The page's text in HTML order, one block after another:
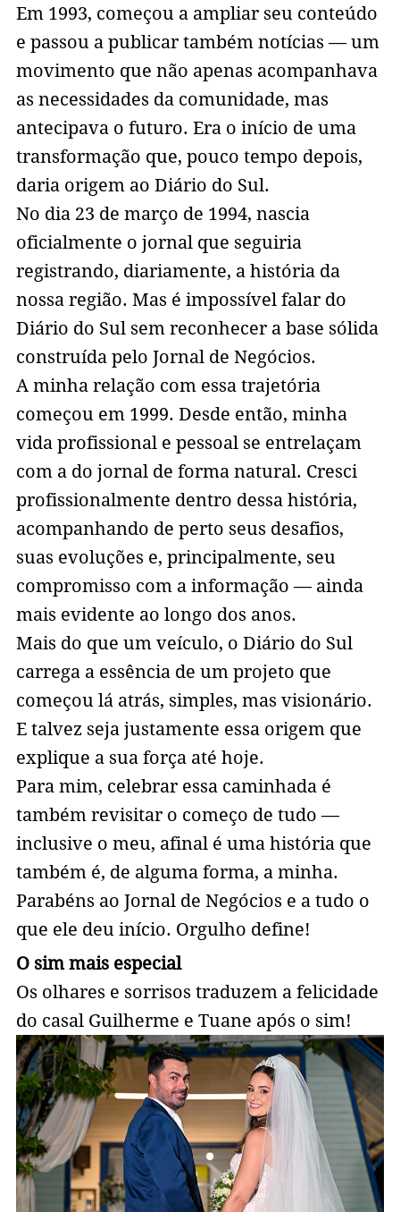
Em 1993, começou a ampliar seu conteúdo
e passou a publicar também notícias — um
movimento que não apenas acompanhava
as necessidades da comunidade, mas
antecipava o futuro. Era o início de uma
transformação que, pouco tempo depois,
daria origem ao Diário do Sul.
No dia 23 de março de 1994, nascia
oficialmente o jornal que seguiria
registrando, diariamente, a história da
nossa região. Mas é impossível falar do
Diário do Sul sem reconhecer a base sólida
construída pelo Jornal de Negócios.
A minha relação com essa trajetória
começou em 1999. Desde então, minha
vida profissional e pessoal se entrelaçam
com a do jornal de forma natural. Cresci
profissionalmente dentro dessa história,
acompanhando de perto seus desafios,
suas evoluções e, principalmente, seu
compromisso com a informação — ainda
mais evidente ao longo dos anos.
Mais do que um veículo, o Diário do Sul
carrega a essência de um projeto que
começou lá atrás, simples, mas visionário.
E talvez seja justamente essa origem que
explique a sua força até hoje.
Para mim, celebrar essa caminhada é
também revisitar o começo de tudo —
inclusive o meu, afinal é uma história que
também é, de alguma forma, a minha.
Parabéns ao Jornal de Negócios e a tudo o
que ele deu início. Orgulho define!
O sim mais especial
Os olhares e sorrisos traduzem a felicidade
do casal Guilherme e Tuane após o sim!